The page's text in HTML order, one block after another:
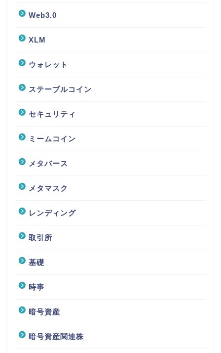
Web3.0
XLM
ウォレット
ステーブルコイン
セキュリティ
ミームコイン
メタバース
メタマスク
レンディング
取引所
基礎
時事
暗号資産
暗号資産関連株